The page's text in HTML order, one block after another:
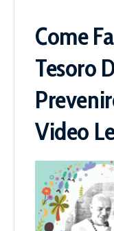
Come
Tesoro
Video